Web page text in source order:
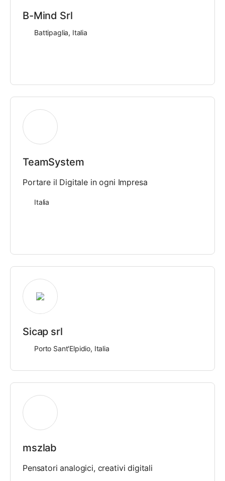
B-Mind Srl
Battipaglia, Italia
TeamSystem
Portare il Digitale in ogni Impresa
Italia
Sicap srl
Porto Sant'Elpidio, Italia
mszlab
Pensatori analogici, creativi digitali